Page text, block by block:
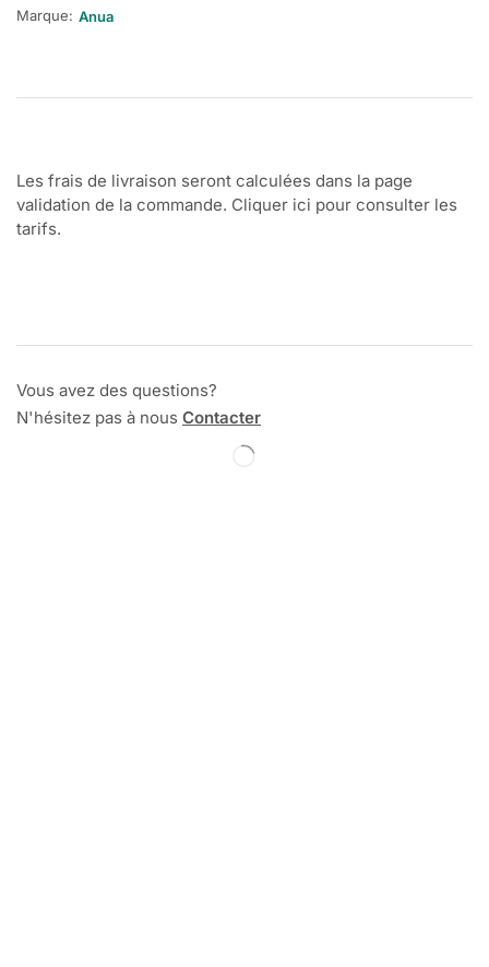
Marque: Anua
Les frais de livraison seront calculées dans la page
validation de la commande. Cliquer ici pour consulter les
tarifs.
Vous avez des questions?
N'hésitez pas à nous Contacter